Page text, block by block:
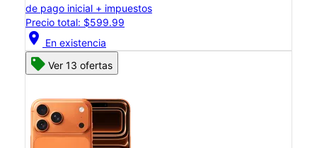
de pago inicial + impuestos
Precio total: $599.99
location_on En existencia
Ver 13 ofertas